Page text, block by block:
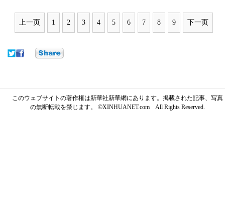
上一页 1 2 3 4 5 6 7 8 9 下一页
このウェブサイトの著作権は新華社新華網にあります。掲載された記事、写真
の無断転載を禁じます。 ©XINHUANET.com All Rights Reserved.